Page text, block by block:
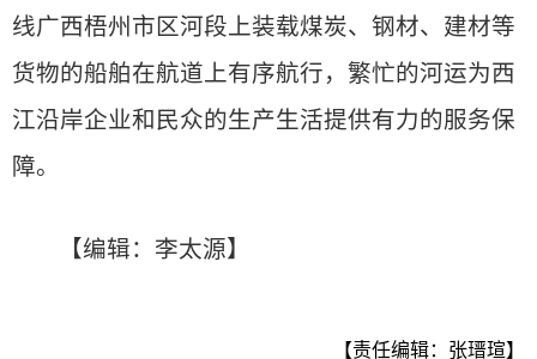
线广西梧州市区河段上装载煤炭、钢材、建材等
货物的船舶在航道上有序航行，繁忙的河运为西
江沿岸企业和民众的生产生活提供有力的服务保
障。
【编辑：李太源】
【责任编辑：张瑨瑄】